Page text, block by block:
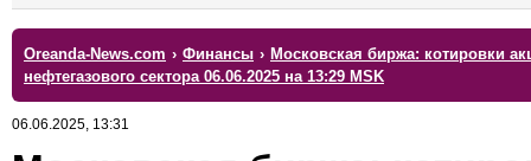
Oreanda-News.com › Финансы › Московская биржа: котировки
нефтегазового сектора 06.06.2025 на 13:29 MSK
06.06.2025, 13:31